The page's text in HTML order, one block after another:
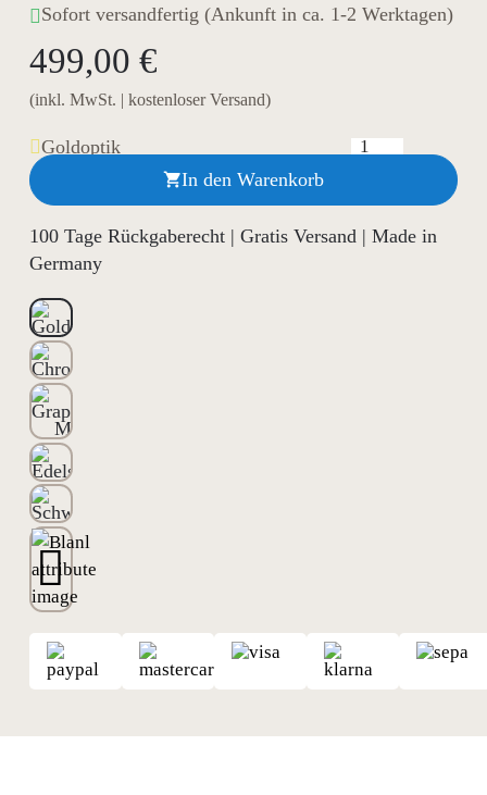
Sofort versandfertig (Ankunft in ca. 1-2 Werktagen)
499,00 €
(inkl. MwSt. | kostenloser Versand)
Goldoptik
In den Warenkorb
100 Tage Rückgaberecht | Gratis Versand | Made in
Germany